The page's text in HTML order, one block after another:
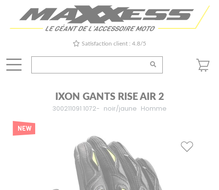
Satisfaction client : 4.8/5
IXON GANTS RISE AIR 2
300211091 1072- noir/jaune Homme
NEW